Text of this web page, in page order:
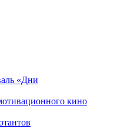
«Дни
кино